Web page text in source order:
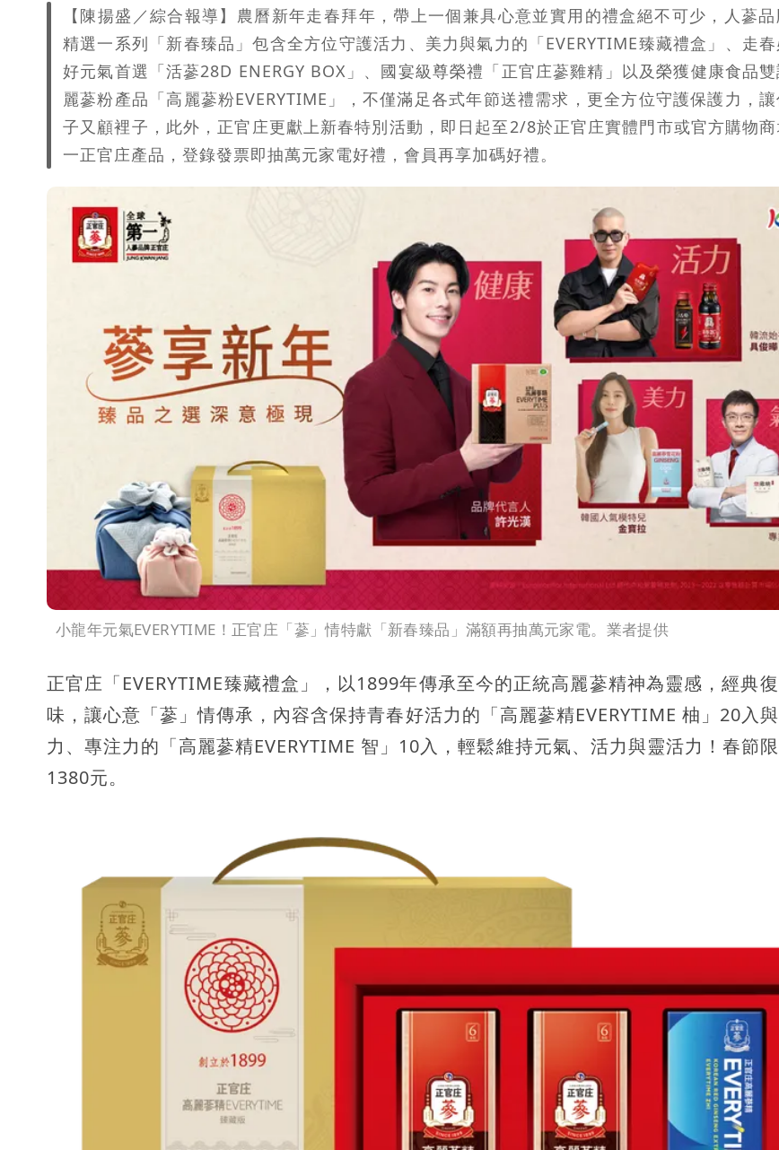
【陳揚盛／綜合報導】農曆新年走春拜年，帶上一個兼具心意並實用的禮盒絕不可少，人蔘
精選一系列「新春臻品」包含全方位守護活力、美力與氣力的「EVERYTIME臻藏禮盒」、走
好元氣首選「活蔘28D ENERGY BOX」、國宴級尊榮禮「正官庄蔘雞精」以及榮獲健康食品
麗蔘粉產品「高麗蔘粉EVERYTIME」，不僅滿足各式年節送禮需求，更全方位守護保護力，
子又顧裡子，此外，正官庄更獻上新春特別活動，即日起至2/8於正官庄實體門市或官方購物
一正官庄產品，登錄發票即抽萬元家電好禮，會員再享加碼好禮。
小龍年元氣EVERYTIME！正官庄「蔘」情特獻「新春臻品」滿額再抽萬元家電。業者提供
正官庄「EVERYTIME臻藏禮盒」，以1899年傳承至今的正統高麗蔘精神為靈感，經典
味，讓心意「蔘」情傳承，內容含保持青春好活力的「高麗蔘精EVERYTIME 柚」20入
力、專注力的「高麗蔘精EVERYTIME 智」10入，輕鬆維持元氣、活力與靈活力！春節
1380元。